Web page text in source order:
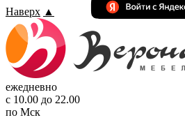
Наверх ▲
ежедневно
с 10.00 до 22.00
по Мск